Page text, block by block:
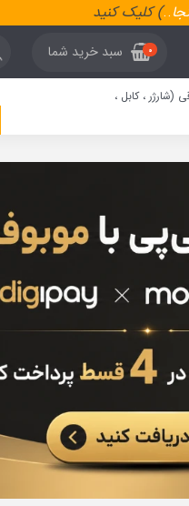
..) کلیک کنید
0 سبد خرید شما
(شارژر ، کابل ،